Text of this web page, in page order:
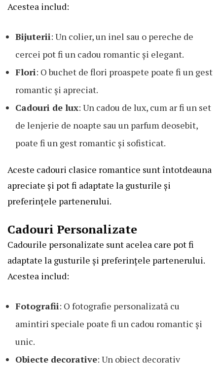
Acestea includ:
Bijuterii: Un colier, un inel sau o pereche de
cercei pot fi un cadou romantic și elegant.
Flori: O buchet de flori proaspete poate fi un gest
romantic și apreciat.
Cadouri de lux: Un cadou de lux, cum ar fi un set
de lenjerie de noapte sau un parfum deosebit,
poate fi un gest romantic și sofisticat.
Aceste cadouri clasice romantice sunt întotdeauna
apreciate și pot fi adaptate la gusturile și
preferințele partenerului.
Cadouri Personalizate
Cadourile personalizate sunt acelea care pot fi
adaptate la gusturile și preferințele partenerului.
Acestea includ:
Fotografii: O fotografie personalizată cu
amintiri speciale poate fi un cadou romantic și
unic.
Obiecte decorative: Un obiect decorativ